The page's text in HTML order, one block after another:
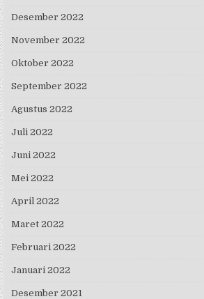
Desember 2022
November 2022
Oktober 2022
September 2022
Agustus 2022
Juli 2022
Juni 2022
Mei 2022
April 2022
Maret 2022
Februari 2022
Januari 2022
Desember 2021